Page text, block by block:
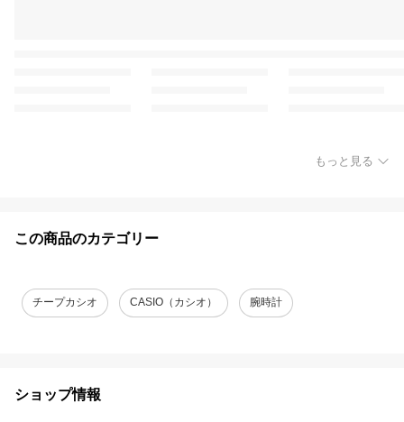
もっと見る
この商品のカテゴリー
チープカシオ CASIO（カシオ） 腕時計
ショップ情報